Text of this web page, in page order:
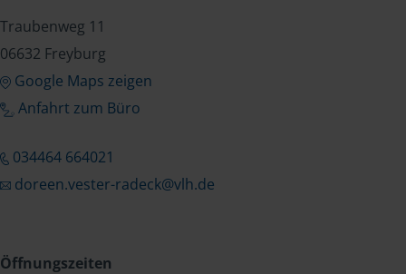
Traubenweg 11
06632 Freyburg
Google Maps zeigen
Anfahrt zum Büro
034464 664021
doreen.vester-radeck@vlh.de
Öffnungszeiten